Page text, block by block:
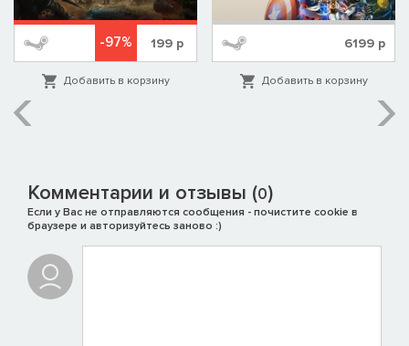
-97% 199р
Добавить в корзину
6199 р
Добавить в корзину
Комментарии и отзывы (0)
Если у Вас не отправляются сообщения - почистите cookie в
браузере и авторизуйтесь заново :)